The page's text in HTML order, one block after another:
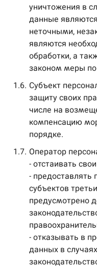
уничтожения в
данные
неточными,
являются
обработки, а
законом меры
1.6. Субъект
защиту своих
числе на
компенсацию
порядке.
1.7. Оператор
- отстаивать
- предоставлять
субъектов
предусмотрено
- отказывать в
данных в